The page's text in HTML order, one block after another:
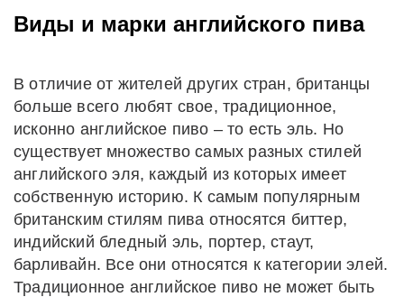
Виды и марки английского пива
В отличие от жителей других стран, британцы
больше всего любят свое, традиционное,
исконно английское пиво – то есть эль. Но
существует множество самых разных стилей
английского эля, каждый из которых имеет
собственную историю. К самым популярным
британским стилям пива относятся биттер,
индийский бледный эль, портер, стаут,
барливайн. Все они относятся к категории элей.
Традиционное английское пиво не может быть